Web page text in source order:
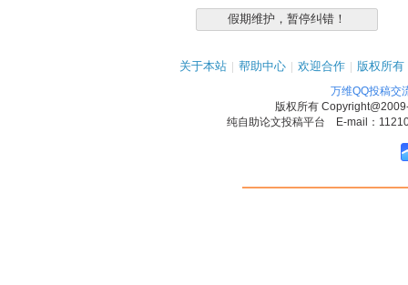
关于本站 | 帮助中心 | 欢迎合作 | 版权所有
万维QQ投稿交
版权所有
纯自助论文投稿平台 E-mail：